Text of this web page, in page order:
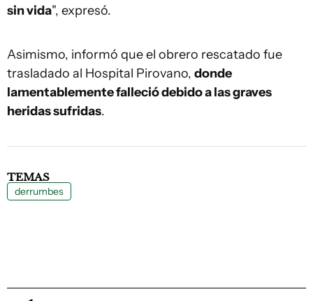
sin vida", expresó.
Asimismo, informó que el obrero rescatado fue
trasladado al Hospital Pirovano, donde
lamentablemente falleció debido a las graves
heridas sufridas.
TEMAS
derrumbes